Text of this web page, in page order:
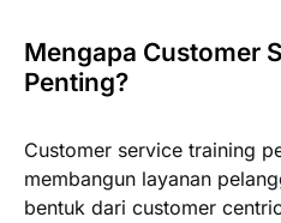
Mengapa Customer
Penting?
Customer service training
membangun layanan
bentuk dari customer